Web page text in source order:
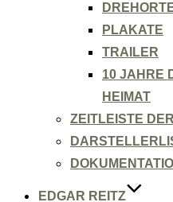
PLAKATE
TRAILER
10 JAHRE
HEIMAT
ZEITLEISTE
EDGAR REITZ